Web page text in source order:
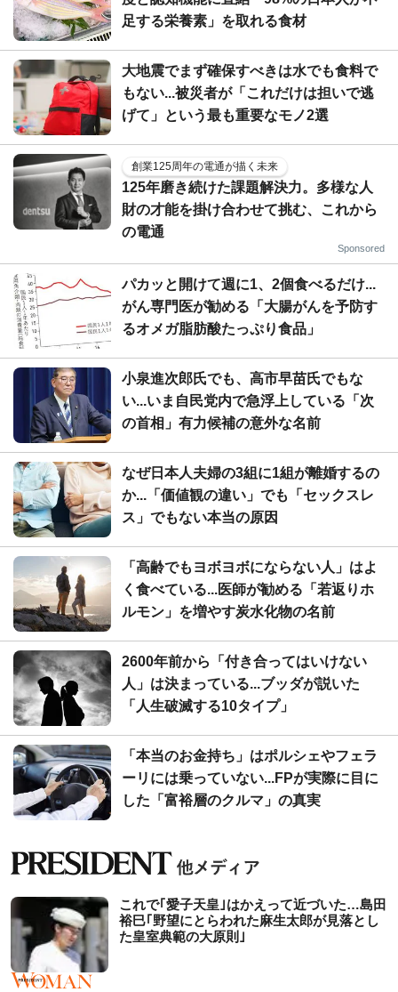
足する栄養素」を取れる食材
大地震でまず確保すべきは水でも食料で
もない...被災者が「これだけは担いで逃
げて」という最も重要なモノ2選
創業125周年の電通が描く未来
125年磨き続けた課題解決力。多様な人
財の才能を掛け合わせて挑む、これから
の電通
Sponsored
パカッと開けて週に1、2個食べるだけ...
がん専門医が勧める「大腸がんを予防す
るオメガ脂肪酸たっぷり食品」
小泉進次郎氏でも、高市早苗氏でもな
い...いま自民党内で急浮上している「次
の首相」有力候補の意外な名前
なぜ日本人夫婦の3組に1組が離婚するの
か...「価値観の違い」でも「セックスレ
ス」でもない本当の原因
「高齢でもヨボヨボにならない人」はよ
く食べている...医師が勧める「若返りホ
ルモン」を増やす炭水化物の名前
2600年前から「付き合ってはいけない
人」は決まっている...ブッダが説いた
「人生破滅する10タイプ」
「本当のお金持ち」はポルシェやフェラ
ーリには乗っていない...FPが実際に目に
した「富裕層のクルマ」の真実
これで｢愛子天皇｣はかえって近づいた…島田
裕巳｢野望にとらわれた麻生太郎が見落とし
た皇室典範の大原則｣